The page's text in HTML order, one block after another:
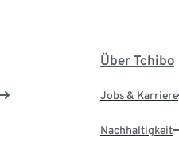
Über Tchibo
Jobs & Karriere
Nachhaltigkeit